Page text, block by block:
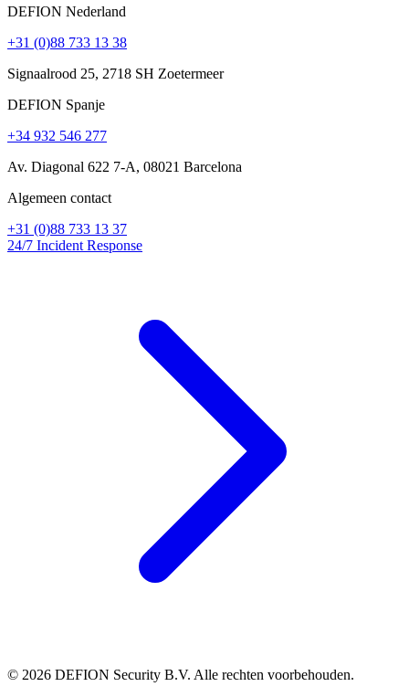
DEFION Nederland
+31 (0)88 733 13 38
Signaalrood 25, 2718 SH Zoetermeer
DEFION Spanje
+34 932 546 277
Av. Diagonal 622 7-A, 08021 Barcelona
Algemeen contact
+31 (0)88 733 13 37
24/7 Incident Response
© 2026 DEFION Security B.V. Alle rechten voorbehouden.